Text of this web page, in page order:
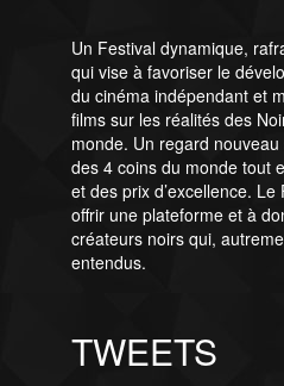
Un Festival dynamique,
qui vise à favoriser le
du cinéma indépendant et
films sur les réalités des
monde. Un regard
des 4 coins du monde tout
et des prix d’excellence.
offrir une plateforme et à
créateurs noirs qui,
entendus.
TWEETS